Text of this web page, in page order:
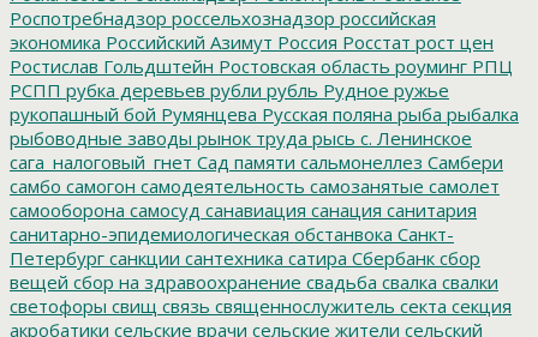
Роспотребнадзор россельхознадзор российская
экономика Российский Азимут Россия Росстат рост цен
Ростислав Гольдштейн Ростовская область роуминг РПЦ
РСПП рубка деревьев рубли рубль Рудное ружье
рукопашный бой Румянцева Русская поляна рыба рыбалка
рыбоводные заводы рынок труда рысь с. Ленинское
сага_налоговый_гнет Сад памяти сальмонеллез Самбери
самбо самогон самодеятельность самозанятые самолет
самооборона самосуд санавиация санация санитария
санитарно-эпидемиологическая обстанвока Санкт-
Петербург санкции сантехника сатира Сбербанк сбор
вещей сбор на здравоохранение свадьба свалка свалки
светофоры свищ связь священнослужитель секта секция
акробатики сельские врачи сельские жители сельский